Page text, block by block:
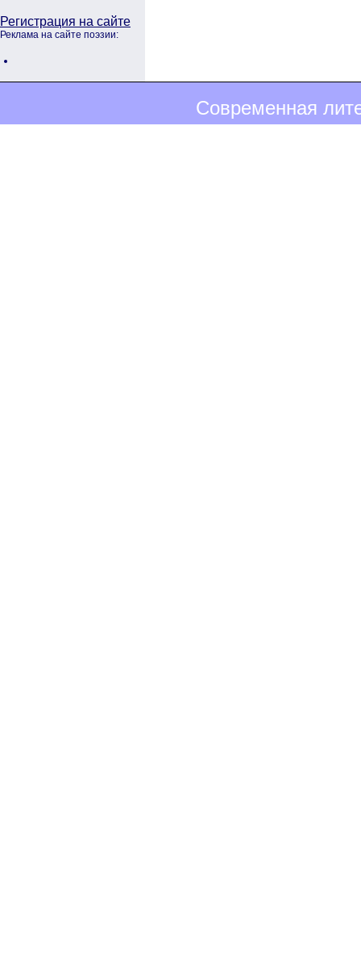
Регистрация на сайте
Реклама на сайте поэзии:
Современная